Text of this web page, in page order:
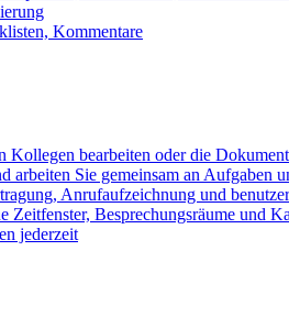
Kommentare
bearbeiten oder die
arbeiten Sie gemeinsam an Aufgaben
Anrufaufzeichnung und
Besprechungsräume und
jederzeit